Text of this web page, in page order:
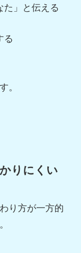
た」と伝える
る
。
りにくい
り方が一方的